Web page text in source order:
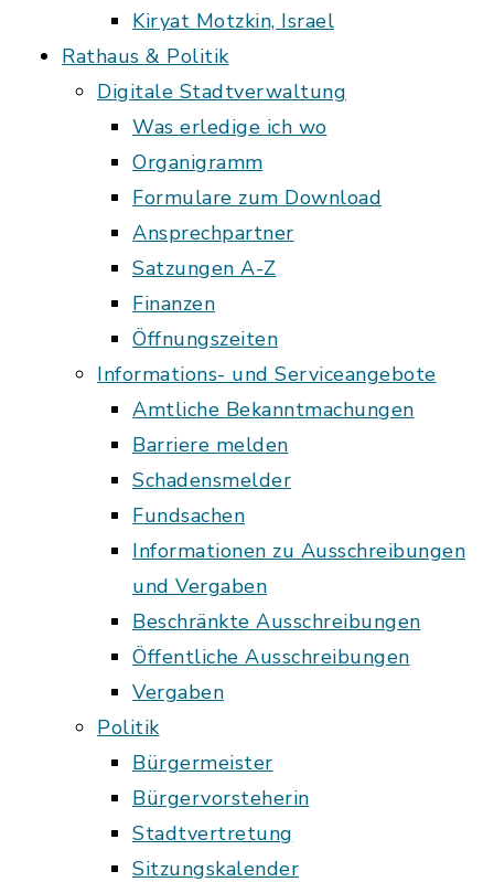
Kiryat Motzkin, Israel
Rathaus & Politik
Digitale Stadtverwaltung
Was erledige ich wo
Organigramm
Formulare zum Download
Ansprechpartner
Satzungen A-Z
Finanzen
Öffnungszeiten
Informations- und Serviceangebote
Amtliche Bekanntmachungen
Barriere melden
Schadensmelder
Fundsachen
Informationen zu Ausschreibungen
und Vergaben
Beschränkte Ausschreibungen
Öffentliche Ausschreibungen
Vergaben
Politik
Bürgermeister
Bürgervorsteherin
Stadtvertretung
Sitzungskalender